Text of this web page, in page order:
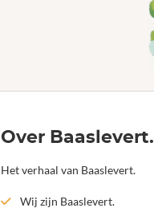
Over Baaslevert.
Het verhaal van Baaslevert.
Wij zijn Baaslevert.